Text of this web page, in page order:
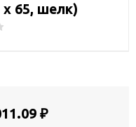
65, шелк)
₽